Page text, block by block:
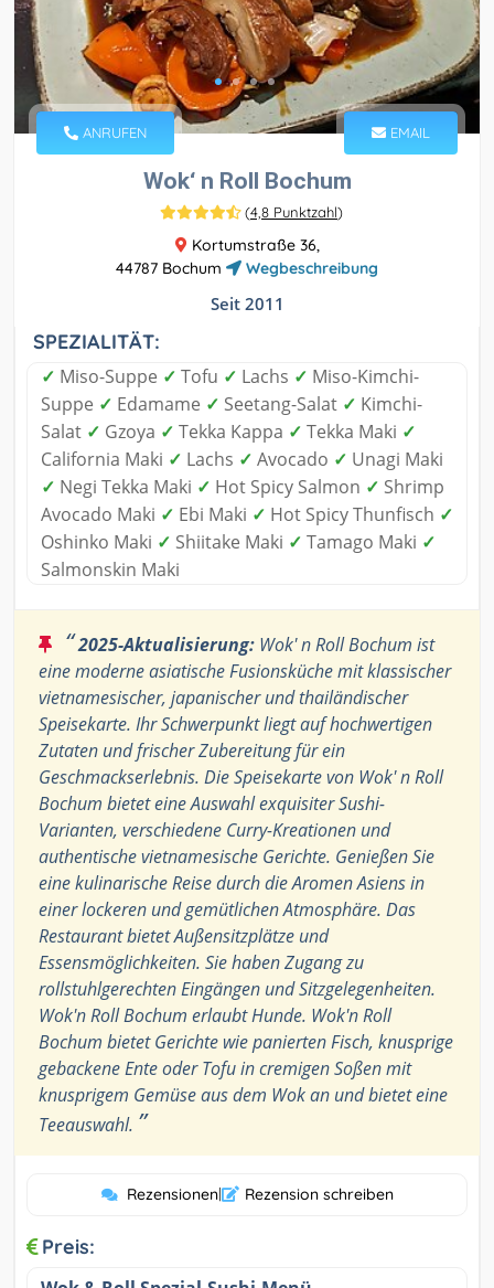
ANRUFEN EMAIL
Wok‘ n Roll Bochum
(4,8 Punktzahl)
Kortumstraße 36,
44787 Bochum
Wegbeschreibung
Seit 2011
SPEZIALITÄT:
✓ Miso-Suppe ✓ Tofu ✓ Lachs ✓ Miso-Kimchi-
Suppe ✓ Edamame ✓ Seetang-Salat ✓ Kimchi-
Salat ✓ Gzoya ✓ Tekka Kappa ✓ Tekka Maki ✓
California Maki ✓ Lachs ✓ Avocado ✓ Unagi Maki
✓ Negi Tekka Maki ✓ Hot Spicy Salmon ✓ Shrimp
Avocado Maki ✓ Ebi Maki ✓ Hot Spicy Thunfisch ✓
Oshinko Maki ✓ Shiitake Maki ✓ Tamago Maki ✓
Salmonskin Maki
“2025-Aktualisierung: Wok' n Roll Bochum ist
eine moderne asiatische Fusionsküche mit klassischer
vietnamesischer, japanischer und thailändischer
Speisekarte. Ihr Schwerpunkt liegt auf hochwertigen
Zutaten und frischer Zubereitung für ein
Geschmackserlebnis. Die Speisekarte von Wok' n Roll
Bochum bietet eine Auswahl exquisiter Sushi-
Varianten, verschiedene Curry-Kreationen und
authentische vietnamesische Gerichte. Genießen Sie
eine kulinarische Reise durch die Aromen Asiens in
einer lockeren und gemütlichen Atmosphäre. Das
Restaurant bietet Außensitzplätze und
Essensmöglichkeiten. Sie haben Zugang zu
rollstuhlgerechten Eingängen und Sitzgelegenheiten.
Wok'n Roll Bochum erlaubt Hunde. Wok'n Roll
Bochum bietet Gerichte wie panierten Fisch, knusprige
gebackene Ente oder Tofu in cremigen Soßen mit
knusprigem Gemüse aus dem Wok an und bietet eine
Teeauswahl. ”
Rezensionen| Rezension schreiben
Preis: